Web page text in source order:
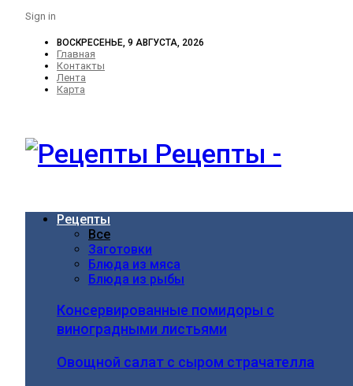
Sign in
ВОСКРЕСЕНЬЕ, 9 АВГУСТА, 2026
Главная
Контакты
Лента
Карта
Рецепты -
Рецепты
Все
Заготовки
Блюда из мяса
Блюда из рыбы
Консервированные помидоры с
виноградными листьями
Овощной салат с сыром страчателла